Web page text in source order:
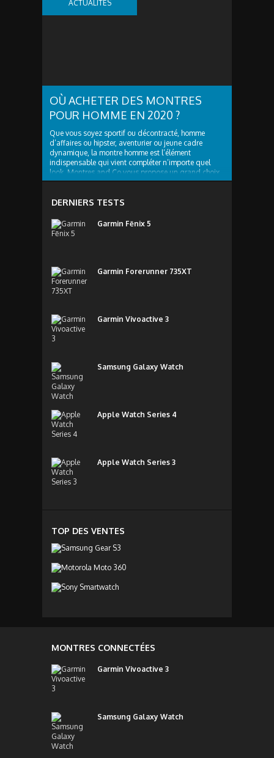
d’exception de cette...
ACTUALITÉS
OÙ ACHETER DES MONTRES
POUR HOMME EN 2020 ?
Que vous soyez sportif ou décontracté, homme
d’affaires ou hipster, aventurier ou jeune cadre
dynamique, la montre homme est l’élément
indispensable qui vient compléter n’importe quel
look. Montres and Co vous propose un grand choix
de montres branchées et tendances, il y en a pour
DERNIERS TESTS
Garmin Fēnix 5
Garmin Forerunner 735XT
Garmin Vivoactive 3
Samsung Galaxy Watch
Apple Watch Series 4
Apple Watch Series 3
TOP DES VENTES
MONTRES CONNECTÉES
Garmin Vivoactive 3
Samsung Galaxy Watch